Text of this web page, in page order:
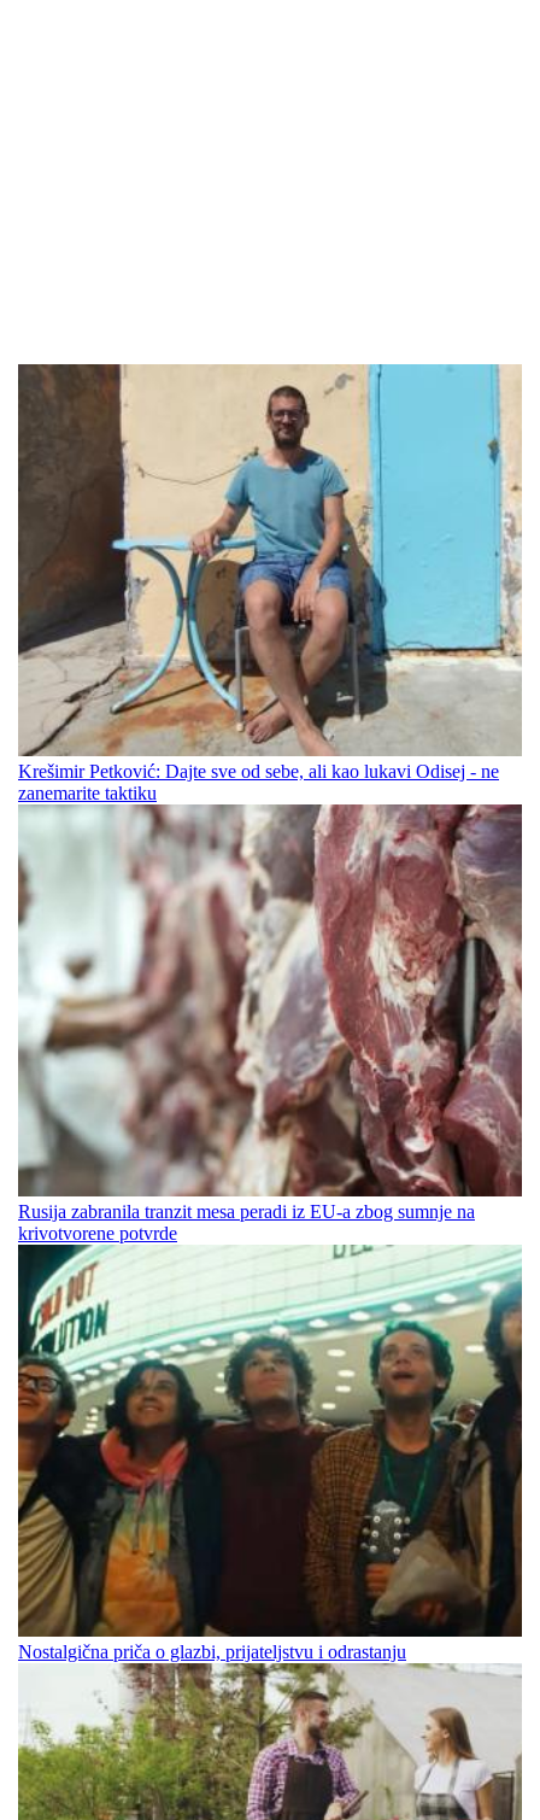
Krešimir Petković: Dajte sve od sebe, ali kao lukavi Odisej - ne
zanemarite taktiku
Rusija zabranila tranzit mesa peradi iz EU-a zbog sumnje na
krivotvorene potvrde
Nostalgična priča o glazbi, prijateljstvu i odrastanju